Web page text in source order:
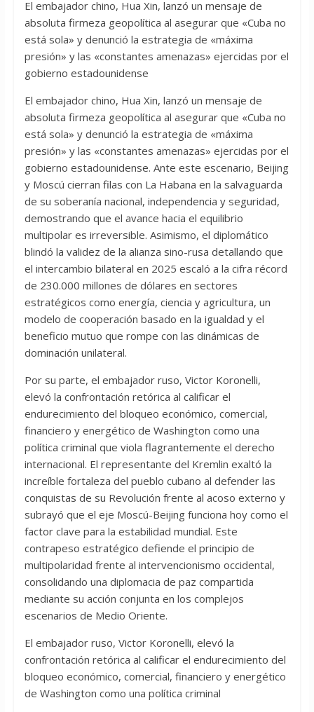
El embajador chino, Hua Xin, lanzó un mensaje de
absoluta firmeza geopolítica al asegurar que «Cuba no
está sola» y denunció la estrategia de «máxima
presión» y las «constantes amenazas» ejercidas por el
gobierno estadounidense
El embajador chino, Hua Xin, lanzó un mensaje de
absoluta firmeza geopolítica al asegurar que «Cuba no
está sola» y denunció la estrategia de «máxima
presión» y las «constantes amenazas» ejercidas por el
gobierno estadounidense. Ante este escenario, Beijing
y Moscú cierran filas con La Habana en la salvaguarda
de su soberanía nacional, independencia y seguridad,
demostrando que el avance hacia el equilibrio
multipolar es irreversible. Asimismo, el diplomático
blindó la validez de la alianza sino-rusa detallando que
el intercambio bilateral en 2025 escaló a la cifra récord
de 230.000 millones de dólares en sectores
estratégicos como energía, ciencia y agricultura, un
modelo de cooperación basado en la igualdad y el
beneficio mutuo que rompe con las dinámicas de
dominación unilateral.
Por su parte, el embajador ruso, Victor Koronelli,
elevó la confrontación retórica al calificar el
endurecimiento del bloqueo económico, comercial,
financiero y energético de Washington como una
política criminal que viola flagrantemente el derecho
internacional. El representante del Kremlin exaltó la
increíble fortaleza del pueblo cubano al defender las
conquistas de su Revolución frente al acoso externo y
subrayó que el eje Moscú-Beijing funciona hoy como el
factor clave para la estabilidad mundial. Este
contrapeso estratégico defiende el principio de
multipolaridad frente al intervencionismo occidental,
consolidando una diplomacia de paz compartida
mediante su acción conjunta en los complejos
escenarios de Medio Oriente.
El embajador ruso, Victor Koronelli, elevó la
confrontación retórica al calificar el endurecimiento del
bloqueo económico, comercial, financiero y energético
de Washington como una política criminal